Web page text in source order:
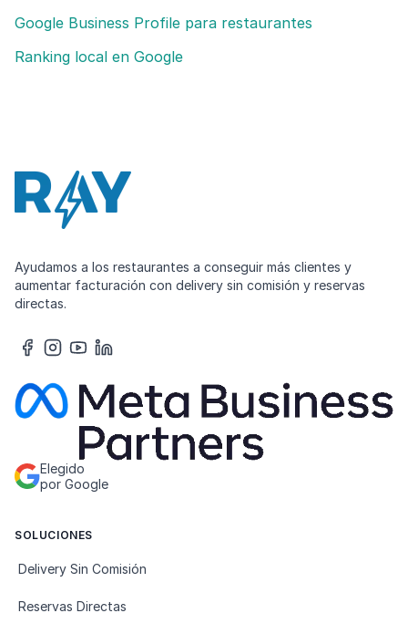
Google Business Profile para restaurantes
Ranking local en Google
Ayudamos a los restaurantes a conseguir más clientes y
aumentar facturación con delivery sin comisión y reservas
directas.
Elegido
por Google
SOLUCIONES
Delivery Sin Comisión
Reservas Directas